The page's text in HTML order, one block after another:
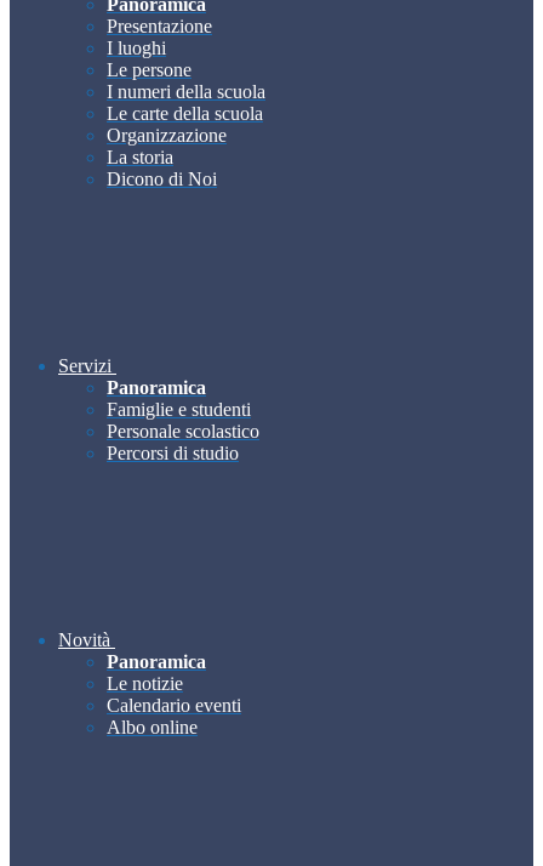
Panoramica
Presentazione
I luoghi
Le persone
I numeri della scuola
Le carte della scuola
Organizzazione
La storia
Dicono di Noi
Servizi
Panoramica
Famiglie e studenti
Personale scolastico
Percorsi di studio
Novità
Panoramica
Le notizie
Calendario eventi
Albo online